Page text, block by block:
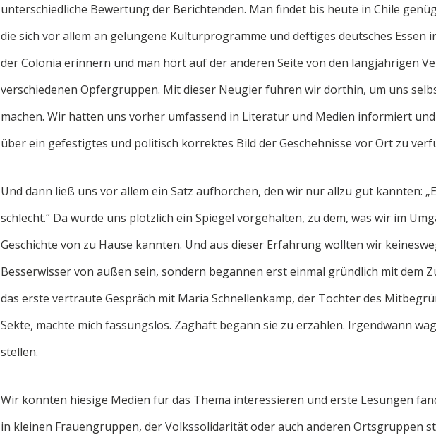
unterschiedliche Bewertung der Berichtenden. Man findet bis heute in Chile
die sich vor allem an gelungene Kulturprogramme und deftiges deutsches Essen
der Colonia erinnern und man hört auf der anderen Seite von den langjährigen
verschiedenen Opfergruppen. Mit dieser Neugier fuhren wir dorthin, um uns
machen. Wir hatten uns vorher umfassend in Literatur und Medien informiert
über ein gefestigtes und politisch korrektes Bild der Geschehnisse vor Ort zu
Und dann ließ uns vor allem ein Satz aufhorchen, den wir nur allzu gut kannten:
schlecht.“ Da wurde uns plötzlich ein Spiegel vorgehalten, zu dem, was wir im
Geschichte von zu Hause kannten. Und aus dieser Erfahrung wollten wir
Besserwisser von außen sein, sondern begannen erst einmal gründlich mit dem
das erste vertraute Gespräch mit Maria Schnellenkamp, der Tochter des
Sekte, machte mich fassungslos. Zaghaft begann sie zu erzählen. Irgendwann
stellen.
Wir konnten hiesige Medien für das Thema interessieren und erste Lesungen
in kleinen Frauengruppen, der Volkssolidarität oder auch anderen Ortsgruppen